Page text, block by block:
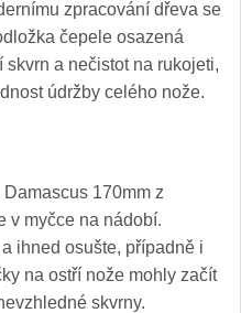
zpracování dřeva se
čepele osazená
a nečistot na rukojeti,
údržby celého nože.
170mm z
v myčce na nádobí.
ihned osušte, případně i
na ostří nože mohly začít
skvrny.